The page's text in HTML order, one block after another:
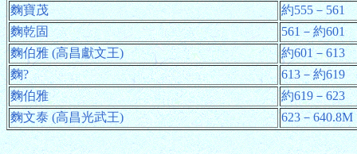
麴寶茂
約555－561
麴乾固
561－約601
麴伯雅 (高昌獻文王)
約601－613
麴?
613－約619
麴伯雅
約619－623
麴文泰 (高昌光武王)
623－640.8M